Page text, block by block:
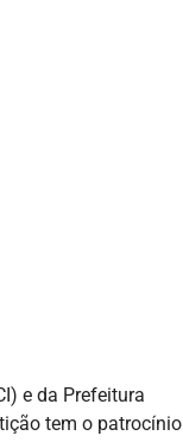
e da Prefeitura
tem o patrocínio